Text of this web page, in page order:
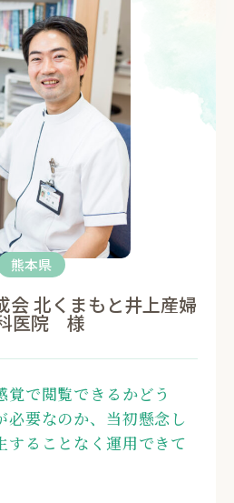
熊本県
会 北くまもと井上産婦
医院 様
覚で閲覧できるかどう
必要なのか、当初懸念し
することなく運用できて